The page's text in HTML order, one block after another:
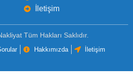
İletişim
Tüm Hakları Saklıdır.
Hakkımızda İletişim